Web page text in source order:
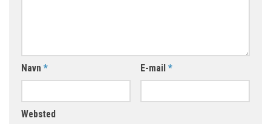
Navn * E-mail *
Websted